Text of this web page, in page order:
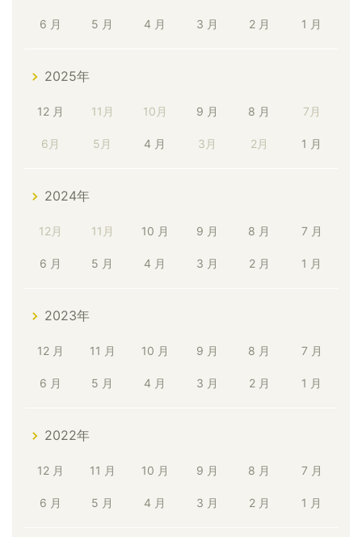
6 月 5 月 4 月 3 月 2 月 1 月
2025年
12 月 11月 10月 9 月 8 月 7月
6月 5月 4 月 3月 2月 1 月
2024年
12月 11月 10 月 9 月 8 月 7 月
6 月 5 月 4 月 3 月 2 月 1 月
2023年
12 月 11 月 10 月 9 月 8 月 7 月
6 月 5 月 4 月 3 月 2 月 1 月
2022年
12 月 11 月 10 月 9 月 8 月 7 月
6 月 5 月 4 月 3 月 2 月 1 月